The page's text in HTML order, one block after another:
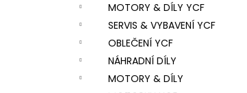
MOTORY & DÍLY YCF
SERVIS & VYBAVENÍ YCF
OBLEČENÍ YCF
NÁHRADNÍ DÍLY
MOTORY & DÍLY